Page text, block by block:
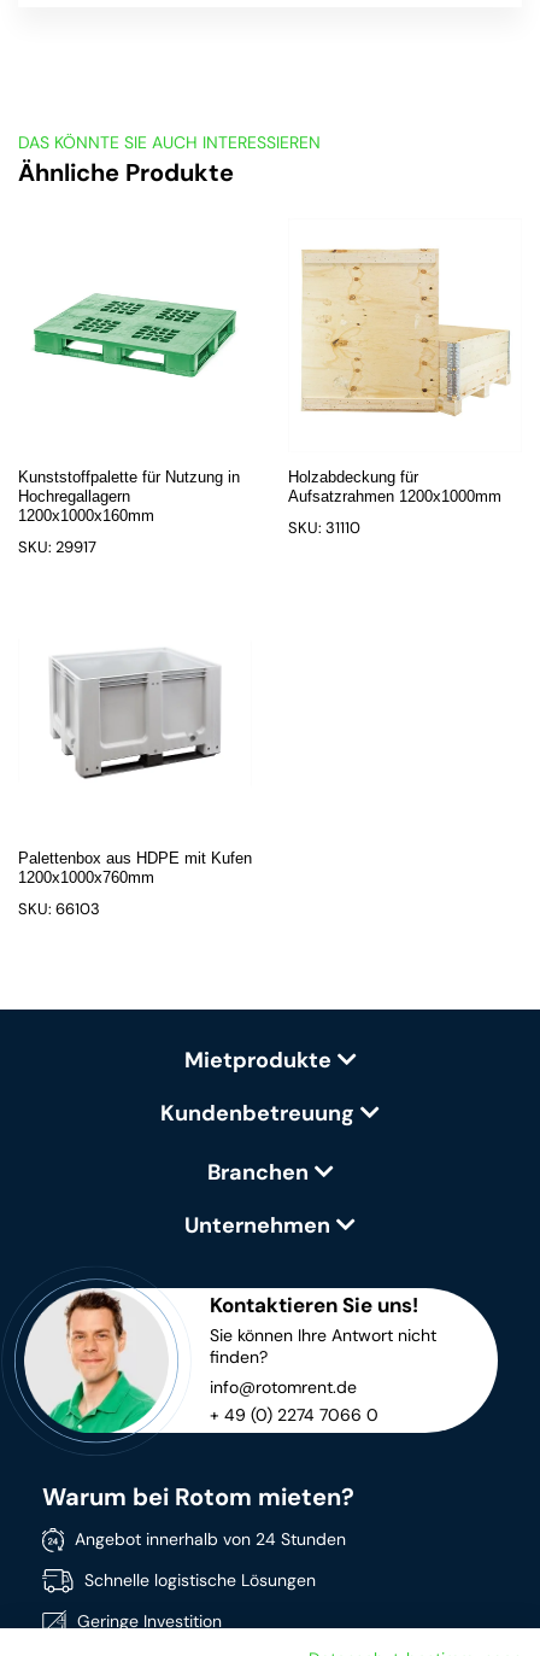
DAS KÖNNTE SIE AUCH INTERESSIEREN
Ähnliche Produkte
Kunststoffpalette für Nutzung in
Hochregallagern
1200x1000x160mm
SKU: 29917
Holzabdeckung für
Aufsatzrahmen 1200x1000mm
SKU: 31110
Palettenbox aus HDPE mit Kufen
1200x1000x760mm
SKU: 66103
Mietprodukte
Kundenbetreuung
Branchen
Unternehmen
Kontaktieren Sie uns!
Sie können Ihre Antwort nicht
finden?
info@rotomrent.de
+ 49 (0) 2274 7066 0
Warum bei Rotom mieten?
Angebot innerhalb von 24 Stunden
Schnelle logistische Lösungen
Geringe Investition